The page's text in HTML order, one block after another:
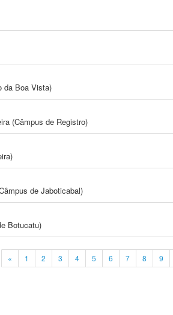
da Boa Vista)
(Câmpus de Registro)
de Jaboticabal)
Botucatu)
« 1 2 3 4 5 6 7 8 9